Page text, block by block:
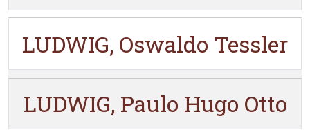
LUDWIG, Oswaldo Tessler
LUDWIG, Paulo Hugo Otto